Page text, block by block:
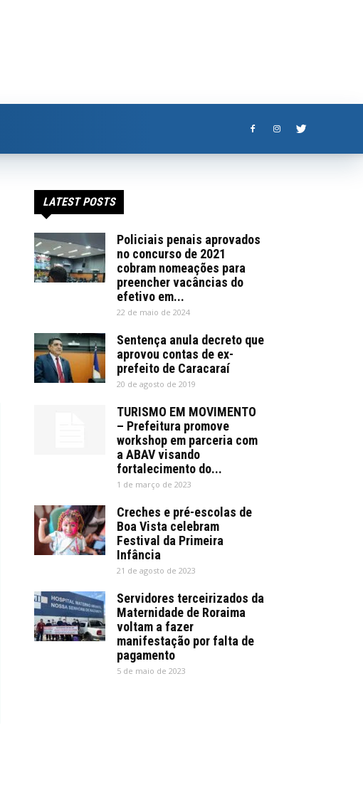
LATEST POSTS
Policiais penais aprovados
no concurso de 2021
cobram nomeações para
preencher vacâncias do
efetivo em...
22 de maio de 2024
Sentença anula decreto que
aprovou contas de ex-
prefeito de Caracaraí
20 de agosto de 2019
TURISMO EM MOVIMENTO
– Prefeitura promove
workshop em parceria com
a ABAV visando
fortalecimento do...
1 de março de 2023
Creches e pré-escolas de
Boa Vista celebram
Festival da Primeira
Infância
21 de agosto de 2023
Servidores terceirizados da
Maternidade de Roraima
voltam a fazer
manifestação por falta de
pagamento
5 de maio de 2023